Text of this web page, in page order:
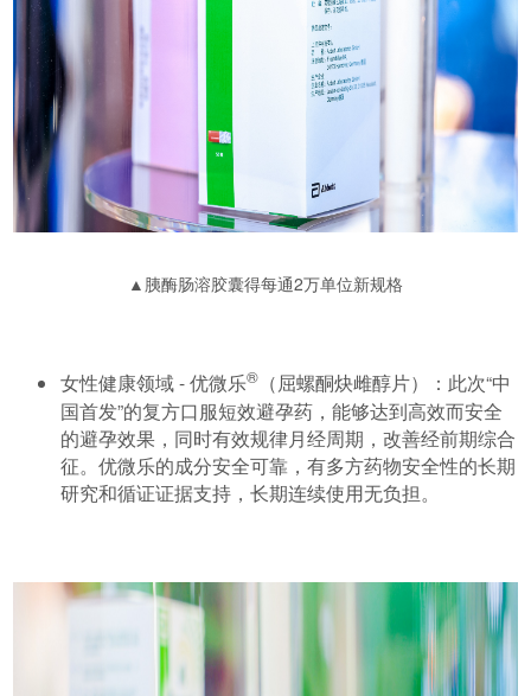
▲胰酶肠溶胶囊得每通2万单位新规格
女性健康领域 - 优微乐® （屈螺酮炔雌醇片）：此次“中
国首发”的复方口服短效避孕药，能够达到高效而安全
的避孕效果，同时有效规律月经周期，改善经前期综合
征。优微乐的成分安全可靠，有多方药物安全性的长期
研究和循证证据支持，长期连续使用无负担。